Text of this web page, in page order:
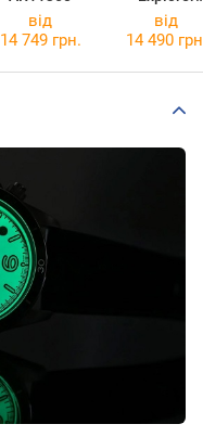
AR60079
від
14 749 грн.
від
14 490